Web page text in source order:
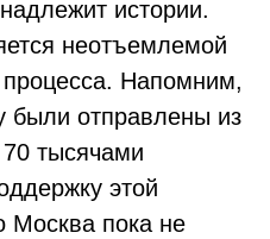
истории.
неотъемлемой
процесса. Напомним,
были отправлены из
тысячами
этой
Москва пока не